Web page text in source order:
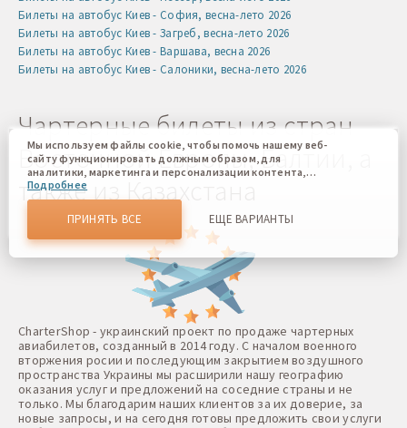
Билеты на автобус Киев - София, весна-лето 2026
Билеты на автобус Киев - Загреб, весна-лето 2026
Билеты на автобус Киев - Варшава, весна 2026
Билеты на автобус Киев - Салоники, весна-лето 2026
Чартерные билеты из стран
Восточной Европы, Балтии, а
также из Казахстана
CharterShop - украинский проект по продаже чартерных
авиабилетов, созданный в 2014 году. С началом военного
вторжения росии и последующим закрытием воздушного
пространства Украины мы расширили нашу географию
оказания услуг и предложений на соседние страны и не
только. Мы благодарим наших клиентов за их доверие, за
новые запросы, и на сегодня готовы предложить свои услуги
Мы используем файлы cookie, чтобы помочь нашему веб-
сайту функционировать должным образом, для
аналитики, маркетинга и персонализации контента,
который вы видите. Файлы cookies позволяют нам
отличать Вас от других пользователей нашего веб-сайта.
Соглашаясь, вы соглашаетесь на использование всех этих
файлов cookie. Вы можете обновить свои предпочтения,
нажав кнопку настроек файлов cookie, или в любое
время, перейдя к нашей политике использования файлов
Подробнее
ПРИНЯТЬ ВСЕ ЕЩЕ ВАРИАНТЫ